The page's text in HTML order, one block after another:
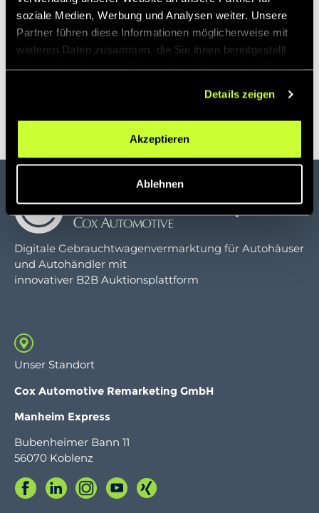
soziale Medien, Werbung und Analysen weiter. Unsere
Partner führen diese Informationen möglicherweise mit
weiteren Daten zusammen, die Sie ihnen bereitgestellt
haben oder die sie im Rahmen Ihrer Nutzung der Dienste
Details zeigen
Akzeptieren
Ablehnen
DEINEN ERSTEN KAUF!
Wir wünschen Dir viele erfolgreiche Auktionen!
Digitale Gebrauchtwagenvermarktung für Autohäuser
und Autohändler mit
innovativer B2B Auktionsplattform
Unser Standort
Cox Automotive Remarketing GmbH
Manheim Express
Bubenheimer Bann 11
56070 Koblenz